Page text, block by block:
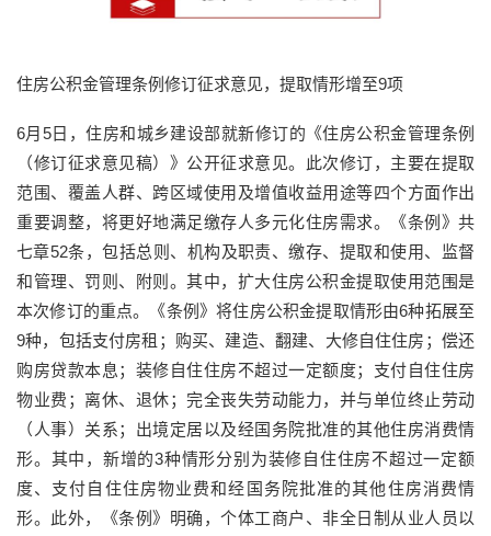
住房公积金管理条例修订征求意见，提取情形增至9项
6月5日，住房和城乡建设部就新修订的《住房公积金管理条例
（修订征求意见稿）》公开征求意见。此次修订，主要在提取
范围、覆盖人群、跨区域使用及增值收益用途等四个方面作出
重要调整，将更好地满足缴存人多元化住房需求。《条例》共
七章52条，包括总则、机构及职责、缴存、提取和使用、监督
和管理、罚则、附则。其中，扩大住房公积金提取使用范围是
本次修订的重点。《条例》将住房公积金提取情形由6种拓展至
9种，包括支付房租；购买、建造、翻建、大修自住住房；偿还
购房贷款本息；装修自住住房不超过一定额度；支付自住住房
物业费；离休、退休；完全丧失劳动能力，并与单位终止劳动
（人事）关系；出境定居以及经国务院批准的其他住房消费情
形。其中，新增的3种情形分别为装修自住住房不超过一定额
度、支付自住住房物业费和经国务院批准的其他住房消费情
形。此外，《条例》明确，个体工商户、非全日制从业人员以